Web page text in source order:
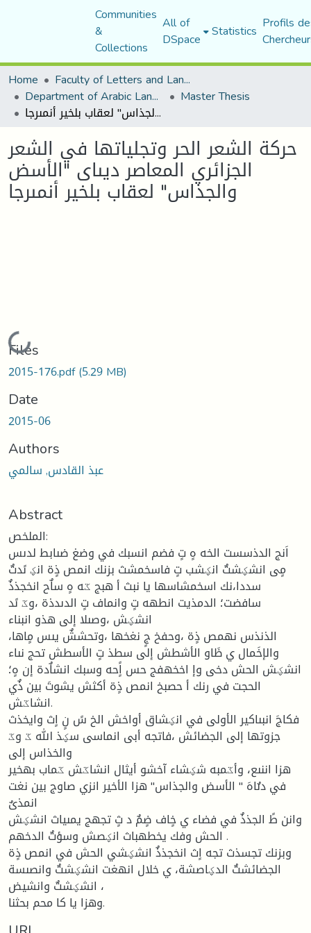
Communities
&
Collections
All of
DSpace Statistics Profils
Home
Faculty of Letters and Languages
Department of Arabic Language and Literature Master Thesis
حركة الشعر الحر وتجلياتها في الشعر الجزائري المعاصر ديىاى "الأسض والجذاس" لعقاب بلخير أنمىرجا
حركة الشعر الحر وتجلياتها في الشعر
الجزائري المعاصر ديىاى "الأسض
والجذاس" لعقاب بلخير أنمىرجا
Loading...
Files
2015-176.pdf(5.29 MB)
Date
2015-06
Authors
عبذ القادس, سالمي
Abstract
الملخص:
اَنج الدذسست الخه هٍ تٍ فضم انسبك في وضغ ضىابط لدىس
مٍى انشؼشتٌ انؼشب تٍ فاسخمشث بزنك انمص ذٍة انؼ ىًدتٌ
سددا،نك اسخمشاسها يا نبث أ هبج ػه هٍ ساٌح انخجذذٌ
سافضت؛ الدمذيت انطهه تٍ وانماف تٍ الدىدذة ،وػ ىًد
انشؼش ،وصىلا إلى هذو انبناء
الذنذس نهمص ذٍة ،وحفخ جٍ نغخها ،وتحششٌ يىس مٍاها،
والإخَمال ي ظَاو الأشطش إلى سطذ تٍ الأسطش تحج نىاء
انشؼش الحش دخى وإ اخخهفج حس اًٍحه وسبك انشاٌدة إن هٍ؛
الحجت في رنك أ حصبخ انمص ذٍة أكثش يشوتَ بين ذٌي
انشاػش.
فكاجَ انبىاكير الأولى في انؼشاق أواخش الخ سً نٍ اٍث وايخذث
جزوتها إلى الجضائش ،فاتجه أبى انماسى سؼذ الله ػ وػ
والخذاس إلى
هزا اننىع، وأػمبه شؼشاء آخشو أيثال انشاػش ػماب بهخير
في دىٌاهَ " الأسض والجذاس" هزا الأخير انزي صاوج بين نغت
انمذىٌ
وانن طً الجذذٌ في فضاء ي خٍاف ضٍمٌ د ثٍ تجهج يمىياث انشؼش
الحش وفك يخطهباث انؼصش وسؤتٌ الدخهم .
وبزنك تجسذث تجه اٍث انخجذذٌ انشؼشي الحش في انمص ذٍة
الجضائشتٌ الدؼاصشة، ي خلال انهغت انشؼشتٌ وانصىسة
انشؼشتٌ وانشيض ،
وهزا يا كا محم بحثنا.